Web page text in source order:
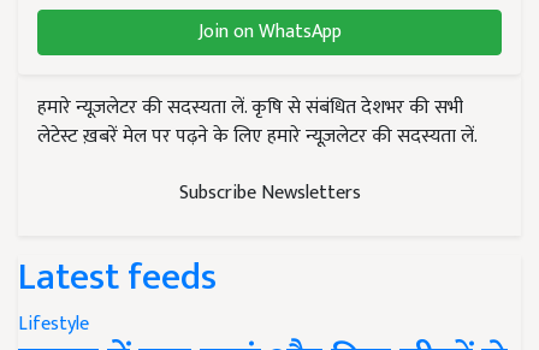
Join on WhatsApp
हमारे न्यूज़लेटर की सदस्यता लें. कृषि से संबंधित देशभर की सभी
लेटेस्ट ख़बरें मेल पर पढ़ने के लिए हमारे न्यूज़लेटर की सदस्यता लें.
Subscribe Newsletters
Latest feeds
Lifestyle